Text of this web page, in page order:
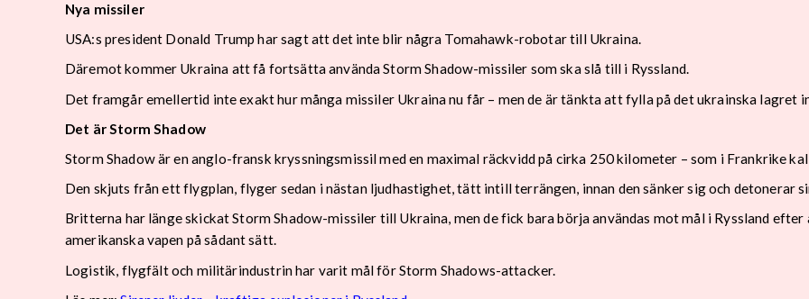
Nya missiler
USA:s president Donald Trump har sagt att det inte blir några Tomahawk-robotar till Ukraina.
Däremot kommer Ukraina att få fortsätta använda Storm Shadow-missiler som ska slå till i Ryssland.
Det framgår emellertid inte exakt hur många missiler Ukraina nu får – men de är tänkta att fylla på det ukrainska lagret
Det är Storm Shadow
Storm Shadow är en anglo-fransk kryssningsmissil med en maximal räckvidd på cirka 250 kilometer – som i Frankrike
Den skjuts från ett flygplan, flyger sedan i nästan ljudhastighet, tätt intill terrängen, innan den sänker sig och detonerar
Britterna har länge skickat Storm Shadow-missiler till Ukraina, men de fick bara börja användas mot mål i Ryssland
amerikanska vapen på sådant sätt.
Logistik, flygfält och militärindustrin har varit mål för Storm Shadows-attacker.